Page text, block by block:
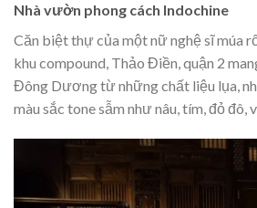
Nhà vườn phong cách Indochine
Căn biệt thự của một nữ nghệ sĩ múa
khu compound, Thảo Điền, quận 2
Đông Dương từ những chất liệu lụa,
màu sắc tone sẫm như nâu, tím, đỏ đô,